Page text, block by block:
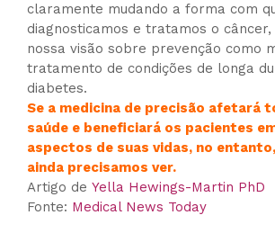
claramente mudando a forma com
diagnosticamos e tratamos o câncer,
nossa visão sobre prevenção como
tratamento de condições de longa
diabetes.
Se a medicina de precisão afetará
saúde e beneficiará os pacientes
aspectos de suas vidas, no
ainda precisamos ver.
Artigo de Yella Hewings-Martin PhD
Fonte: Medical News Today